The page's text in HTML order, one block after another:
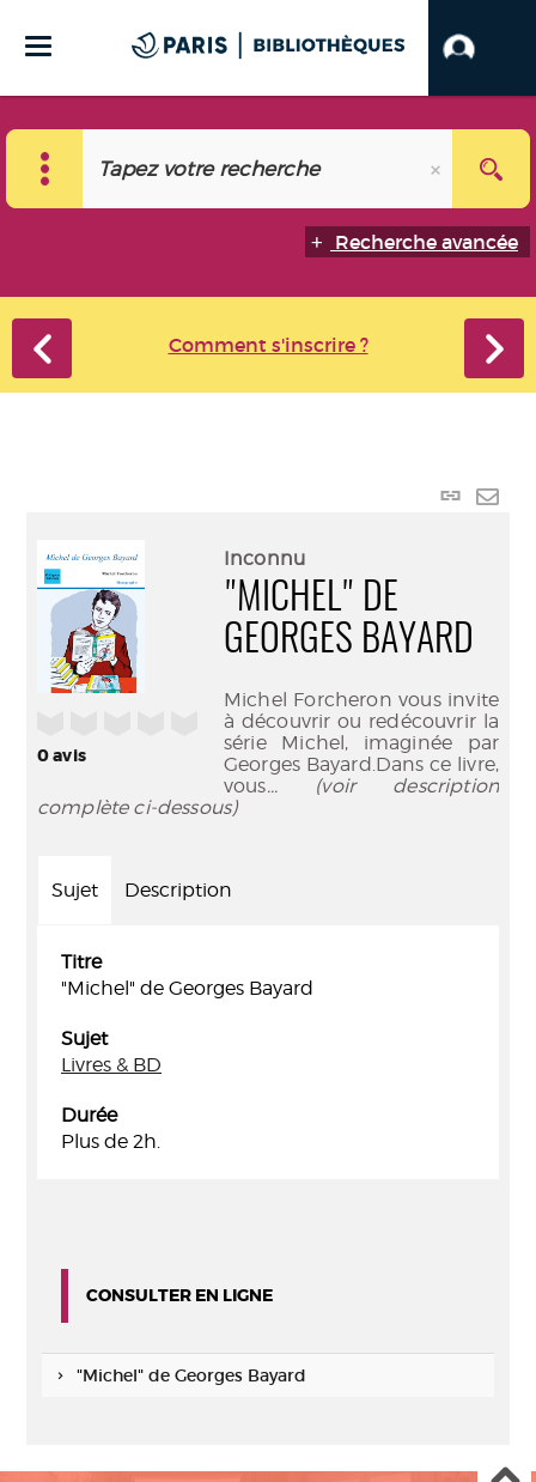
Recherche avancée
Comment s'inscrire ?
Lien
0avis
Inconnu
"MICHEL" DE
GEORGES BAYARD
Michel Forcheron vous invite
à découvrir ou redécouvrir la
série Michel, imaginée par
Georges Bayard.Dans ce livre,
vous... (voir description
complète ci-dessous)
Sujet Description
Titre
"Michel" de Georges Bayard
Sujet
Livres & BD
Durée
Plus de 2h.
CONSULTER EN LIGNE
"Michel" de Georges Bayard